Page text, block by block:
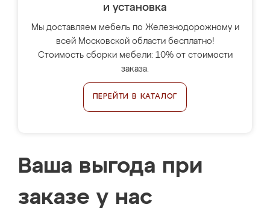
и установка
Мы доставляем мебель по Железнодорожному и
всей Московской области бесплатно!
Стоимость сборки мебели: 10% от стоимости
заказа.
ПЕРЕЙТИ В КАТАЛОГ
Ваша выгода при
заказе у нас